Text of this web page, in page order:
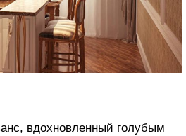
вдохновленный голубым